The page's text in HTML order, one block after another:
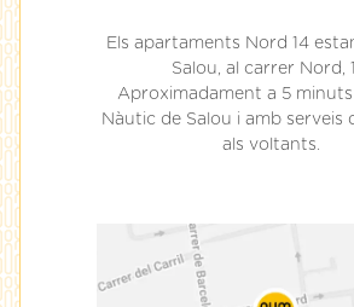
Els apartaments Nord 14
Salou, al carrer Nord,
Aproximadament a 5
Nàutic de Salou i amb serveis
als voltants.